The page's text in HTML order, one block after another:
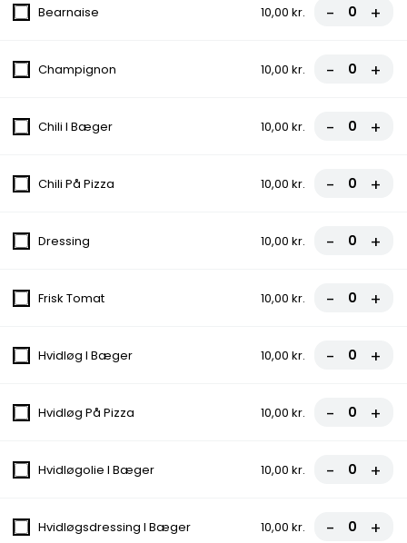
135,00 kr.
Menu 2 - Hj. Classic Mega
145,00 kr.
Menu 3 - Hjm. Durum
Menu 4 - Hj. Pitabrød
Menu 5 - Grill Kylling
Bearnaise 10,00 kr. - +
Champignon 10,00 kr. - +
Chili I Bæger 10,00 kr. - +
Chili På Pizza 10,00 kr. - +
Dressing 10,00 kr. - +
Frisk Tomat 10,00 kr. - +
Hvidløg I Bæger 10,00 kr. - +
Hvidløg På Pizza 10,00 kr. - +
Hvidløgolie I Bæger 10,00 kr. - +
Hvidløgsdressing I Bæger 10,00 kr. - +